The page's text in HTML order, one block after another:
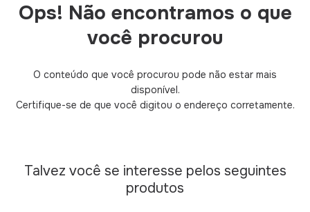
Ops! Não encontramos o que
você procurou
O conteúdo que você procurou pode não estar mais
disponível.
Certifique-se de que você digitou o endereço corretamente.
Talvez você se interesse pelos seguintes
produtos